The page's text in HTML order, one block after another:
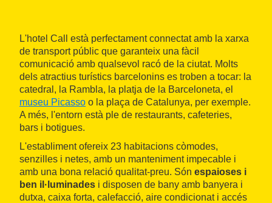
L'hotel Call està perfectament connectat amb la xarxa
de transport públic que garanteix una fàcil
comunicació amb qualsevol racó de la ciutat. Molts
dels atractius turístics barcelonins es troben a tocar: la
catedral, la Rambla, la platja de la Barceloneta, el
museu Picasso o la plaça de Catalunya, per exemple.
A més, l'entorn està ple de restaurants, cafeteries,
bars i botigues.
L'establiment ofereix 23 habitacions còmodes,
senzilles i netes, amb un manteniment impecable i
amb una bona relació qualitat-preu. Són espaioses i
ben il·luminades i disposen de bany amb banyera i
dutxa, caixa forta, calefacció, aire condicionat i accés